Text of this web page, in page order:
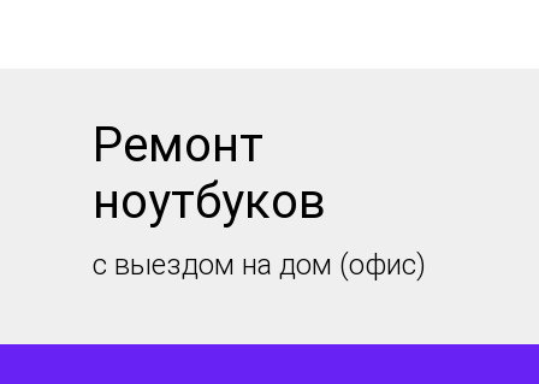
Ремонт
ноутбуков
с выездом на дом (офис)